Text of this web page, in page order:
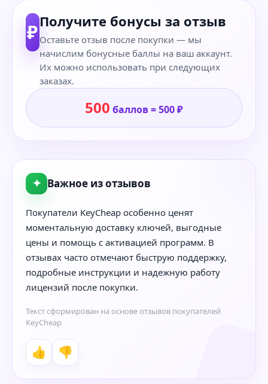
₽Получите бонусы за отзыв
Оставьте отзыв после покупки — мы
начислим бонусные баллы на ваш аккаунт.
Их можно использовать при следующих
заказах.
500 баллов = 500 ₽
✦ Важное из отзывов
Покупатели KeyCheap особенно ценят
моментальную доставку ключей, выгодные
цены и помощь с активацией программ. В
отзывах часто отмечают быструю поддержку,
подробные инструкции и надежную работу
лицензий после покупки.
Текст сформирован на основе отзывов покупателей
KeyCheap
👍 👎